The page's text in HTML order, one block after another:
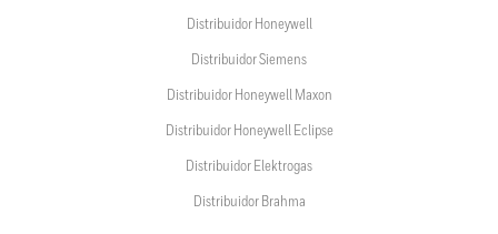
Distribuidor Honeywell
Distribuidor Siemens
Distribuidor Honeywell Maxon
Distribuidor Honeywell Eclipse
Distribuidor Elektrogas
Distribuidor Brahma